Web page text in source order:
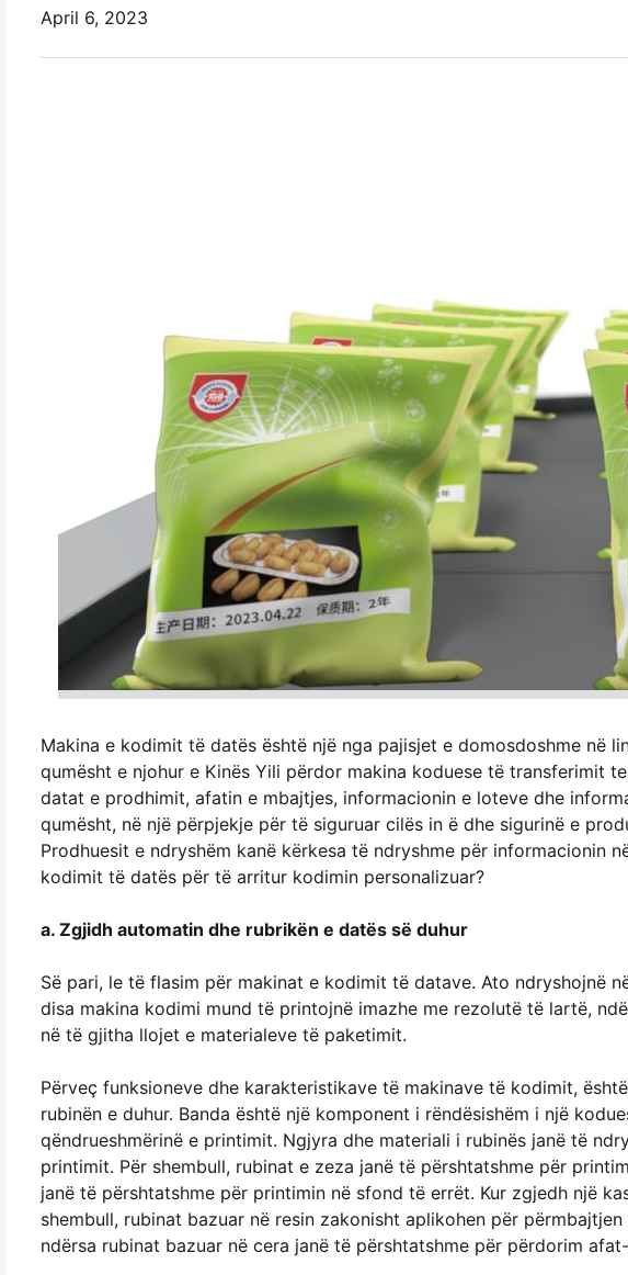
April 6, 2023
Makina e kodimit të datës është një nga pajisjet e domosdoshme në
qumësht e njohur e Kinës Yili përdor makina koduese të transferimit
datat e prodhimit, afatin e mbajtjes, informacionin e loteve dhe
qumësht, në një përpjekje për të siguruar cilës in ë dhe sigurinë e
Prodhuesit e ndryshëm kanë kërkesa të ndryshme për informacionin
kodimit të datës për të arritur kodimin personalizuar?
a. Zgjidh automatin dhe rubrikën e datës së duhur
Së pari, le të flasim për makinat e kodimit të datave. Ato ndryshojnë
disa makina kodimi mund të printojnë imazhe me rezolutë të lartë,
në të gjitha llojet e materialeve të paketimit.
Përveç funksioneve dhe karakteristikave të makinave të kodimit,
rubinën e duhur. Banda është një komponent i rëndësishëm i një
qëndrueshmërinë e printimit. Ngjyra dhe materiali i rubinës janë të
printimit. Për shembull, rubinat e zeza janë të përshtatshme për
janë të përshtatshme për printimin në sfond të errët. Kur zgjedh një
shembull, rubinat bazuar në resin zakonisht aplikohen për
ndërsa rubinat bazuar në cera janë të përshtatshme për përdorim